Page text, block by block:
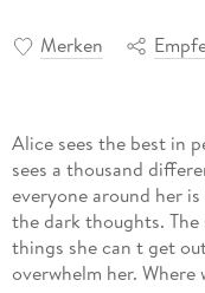
Merken
Alice sees the best in
sees a thousand
everyone around her
the dark thoughts. The
things she can t get
overwhelm her.